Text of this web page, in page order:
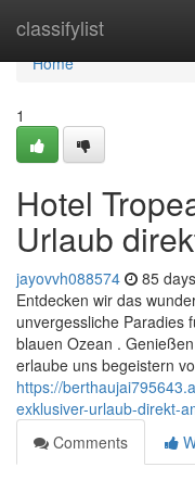
classifylist
Home
Home
1
Hotel
Urlaub
jayovvh088574 85
Entdecken wir das
unvergessliche Paradies
blauen Ozean .
erlaube uns begeistern
https://
exklusiver-urlaub-direkt-
Comments